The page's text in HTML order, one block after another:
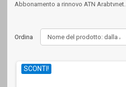
Abbonamento a rinnovo ATN Arabtvnet.
Ordina
SCONTI!